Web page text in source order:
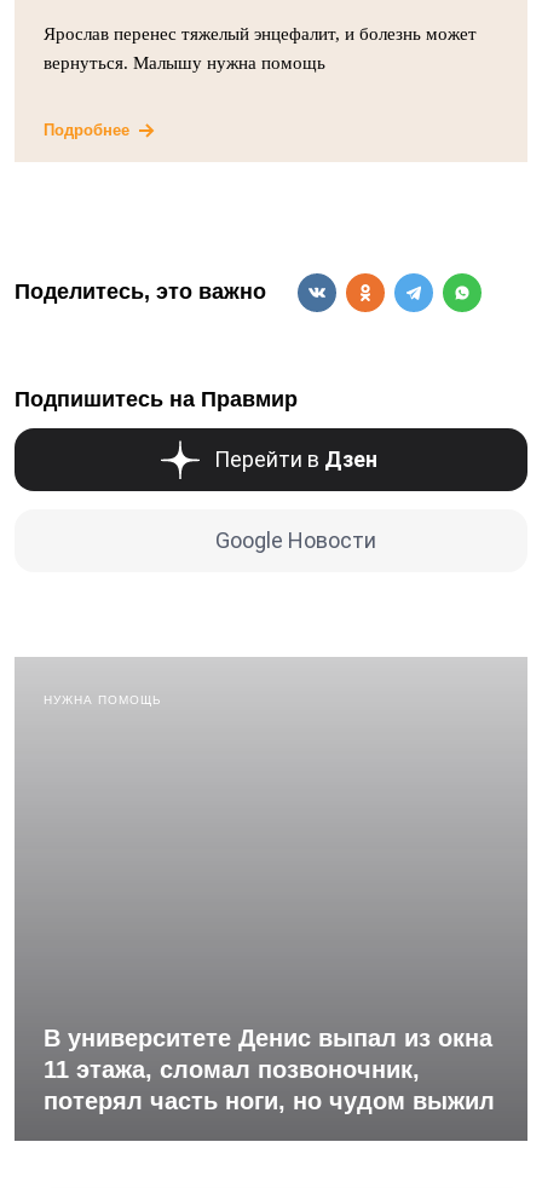
Ярослав перенес тяжелый энцефалит, и болезнь может
вернуться. Малышу нужна помощь
Подробнее
Поделитесь, это важно
Подпишитесь на Правмир
Перейти в Дзен
Google Новости
НУЖНА ПОМОЩЬ
В университете Денис выпал из окна
11 этажа, сломал позвоночник,
потерял часть ноги, но чудом выжил